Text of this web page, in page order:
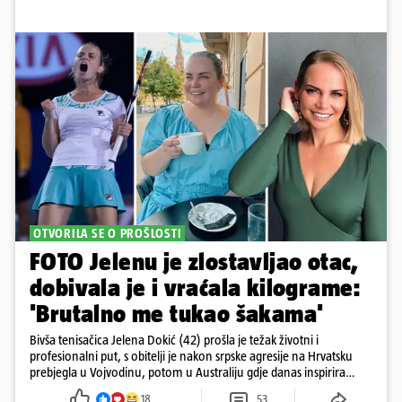
OTVORILA SE O PROŠLOSTI
FOTO Jelenu je zlostavljao otac,
dobivala je i vraćala kilograme:
'Brutalno me tukao šakama'
Bivša tenisačica Jelena Dokić (42) prošla je težak životni i
profesionalni put, s obitelji je nakon srpske agresije na Hrvatsku
prebjegla u Vojvodinu, potom u Australiju gdje danas inspirira
18 53